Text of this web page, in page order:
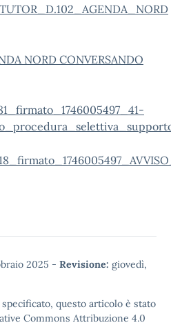
NORD CONVERSANDO
2025 - Revisione: giovedì,
questo articolo è stato
Commons Attribuzione 4.0